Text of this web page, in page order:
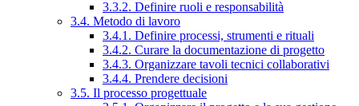
3.3.2. Definire ruoli e responsabilità
3.4. Metodo di lavoro
3.4.1. Definire processi, strumenti e rituali
3.4.2. Curare la documentazione di progetto
3.4.3. Organizzare tavoli tecnici collaborativi
3.4.4. Prendere decisioni
3.5. Il processo progettuale